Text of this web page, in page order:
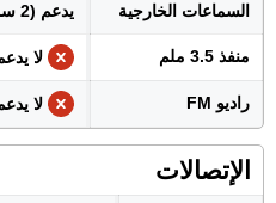
السماعات الخارجية يدعم (2 سماعات ستيريو)
منفذ 3.5 ملم لا
راديو FM لا
الإتصالات